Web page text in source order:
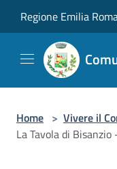
Regione Emilia
Home > Vivere il
La Tavola di